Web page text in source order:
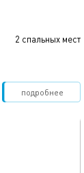
2 спальных мест
подробнее
Забронировать